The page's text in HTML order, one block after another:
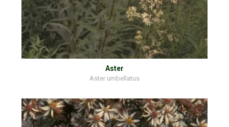
Aster
Aster umbellatus